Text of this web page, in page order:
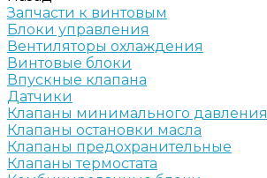
Запчасти к винтовым
Блоки управления
Вентиляторы охлаждения
Винтовые блоки
Впускные клапана
Датчики
Клапаны минимального давления
Клапаны остановки масла
Клапаны предохранительные
Клапаны термостата